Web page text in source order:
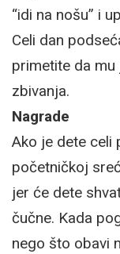
“idi na nošu” i
Celi dan
primetite da mu
zbivanja.
Nagrade
Ako je dete celi
početničkoj
jer će dete
čučne. Kada
nego što obavi